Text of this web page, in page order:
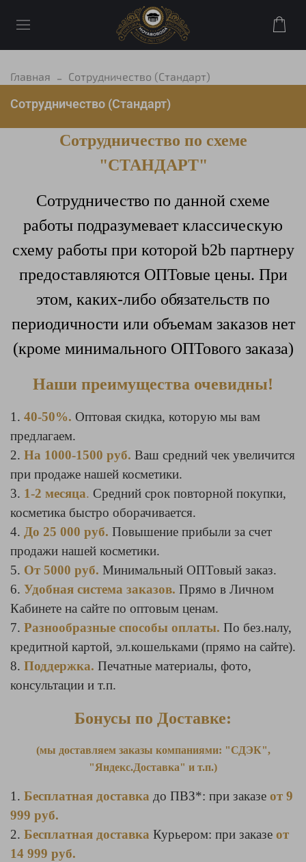
Главная Сотрудничество (Стандарт)
Сотрудничество (Стандарт)
Сотрудничество по схеме
"СТАНДАРТ"
Сотрудничество по данной схеме
работы подразумевает классическую
схему работы при которой b2b партнеру
предоставляются ОПТовые цены. При
этом, каких-либо обязательств по
периодичности или объемам заказов нет
(кроме минимального ОПТового заказа)
Наши преимущества очевидны!
1. 40-50%. Оптовая скидка, которую мы вам
предлагаем.
2. На 1000-1500 руб. Ваш средний чек увеличится
при продаже нашей косметики.
3. 1-2 месяца. Средний срок повторной покупки,
косметика быстро оборачивается.
4. До 25 000 руб. Повышение прибыли за счет
продажи нашей косметики.
5. От 5000 руб. Минимальный ОПТовый заказ.
6. Удобная система заказов. Прямо в Личном
Кабинете на сайте по оптовым ценам.
7. Разнообразные способы оплаты. По без.налу,
кредитной картой, эл.кошельками (прямо на сайте).
8. Поддержка. Печатные материалы, фото,
консультации и т.п.
Бонусы по Доставке:
(мы доставляем заказы компаниями: "СДЭК",
"Яндекс.Доставка" и т.п.)
1. Бесплатная доставка до ПВЗ*: при заказе от 9
999 руб.
2. Бесплатная доставка Курьером: при заказе от
14 999 руб.